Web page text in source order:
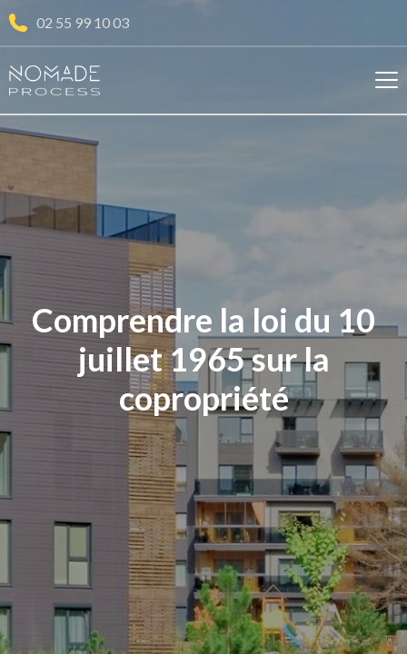
02 55 99 10 03
Comprendre la loi du 10
juillet 1965 sur la
copropriété